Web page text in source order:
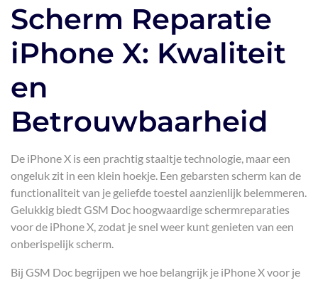
Scherm Reparatie
iPhone X: Kwaliteit
en
Betrouwbaarheid
De iPhone X is een prachtig staaltje technologie, maar een
ongeluk zit in een klein hoekje. Een gebarsten scherm kan de
functionaliteit van je geliefde toestel aanzienlijk belemmeren.
Gelukkig biedt GSM Doc hoogwaardige schermreparaties
voor de iPhone X, zodat je snel weer kunt genieten van een
onberispelijk scherm.
Bij GSM Doc begrijpen we hoe belangrijk je iPhone X voor je